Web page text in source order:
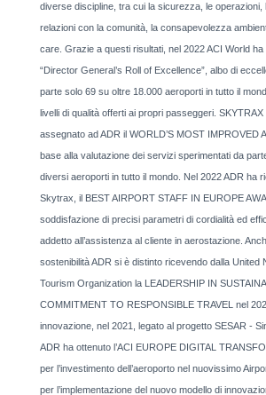
diverse discipline, tra cui la sicurezza, le operazioni,
relazioni con la comunità, la consapevolezza
care. Grazie a questi risultati, nel 2022 ACI World ha
“Director General’s Roll of Excellence”, albo di
parte solo 69 su oltre 18.000 aeroporti in tutto il
livelli di qualità offerti ai propri passeggeri. SKYTRAX
assegnato ad ADR il WORLD’S MOST IMPROVED
base alla valutazione dei servizi sperimentati da
diversi aeroporti in tutto il mondo. Nel 2022 ADR ha
Skytrax, il BEST AIRPORT STAFF IN EUROPE
soddisfazione di precisi parametri di cordialità ed
addetto all’assistenza al cliente in aerostazione.
sostenibilità ADR si è distinto ricevendo dalla United
Tourism Organization la LEADERSHIP IN
COMMITMENT TO RESPONSIBLE TRAVEL nel
innovazione, nel 2021, legato al progetto SESAR -
ADR ha ottenuto l’ACI EUROPE DIGITAL
per l’investimento dell’aeroporto nel nuovissimo
per l’implementazione del nuovo modello di